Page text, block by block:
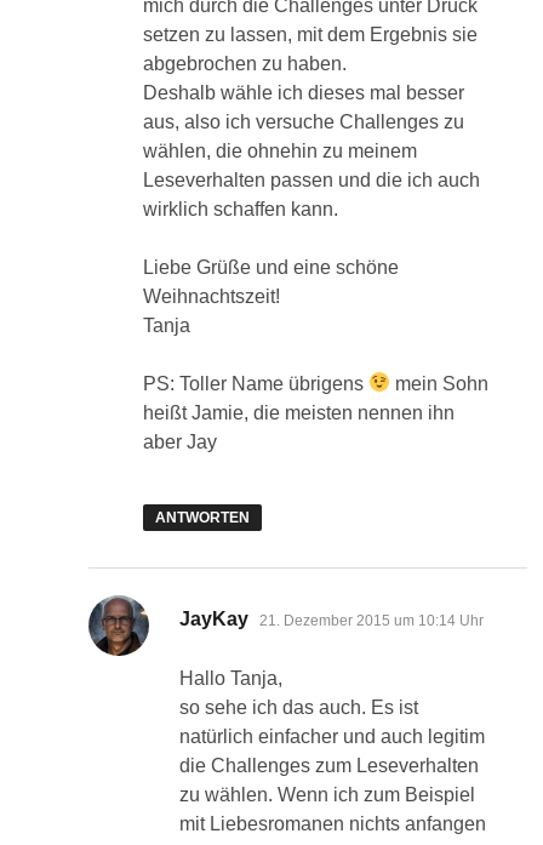
mich durch die Challenges unter Druck
setzen zu lassen, mit dem Ergebnis sie
abgebrochen zu haben.
Deshalb wähle ich dieses mal besser
aus, also ich versuche Challenges zu
wählen, die ohnehin zu meinem
Leseverhalten passen und die ich auch
wirklich schaffen kann.
Liebe Grüße und eine schöne
Weihnachtszeit!
Tanja
PS: Toller Name übrigens
mein Sohn
heißt Jamie, die meisten nennen ihn
aber Jay
ANTWORTEN
JayKay sagt:
21. Dezember 2015 um 10:14 Uhr
Hallo Tanja,
so sehe ich das auch. Es ist
natürlich einfacher und auch legitim
die Challenges zum Leseverhalten
zu wählen. Wenn ich zum Beispiel
mit Liebesromanen nichts anfangen